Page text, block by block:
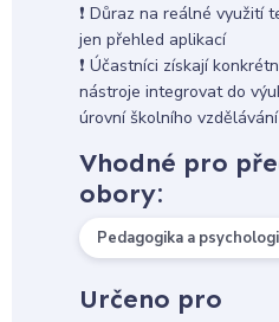
❗ Důraz na reálné využití
jen přehled aplikací
❗ Účastníci získají
nástroje integrovat do
úrovní školního vzdělávání
Vhodné pro
obory:
Pedagogika a
Určeno pro